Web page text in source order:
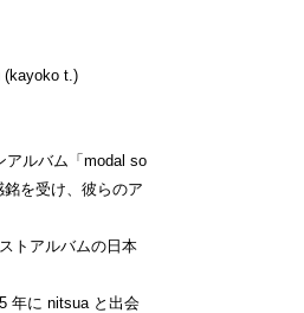
(kayoko t.)
アルバム「modal so
を受け、彼らのア
トアルバムの日本
年に nitsua と出会